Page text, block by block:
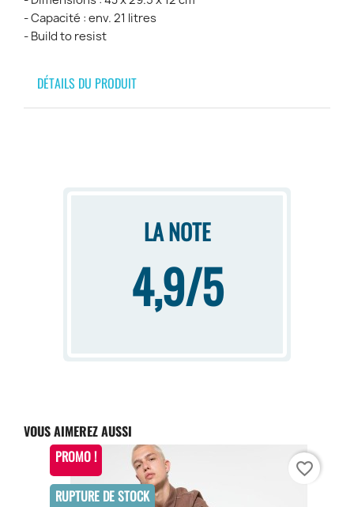
- Capacité : env. 21 litres
- Build to resist
DÉTAILS DU PRODUIT
LA NOTE
4,9/5
VOUS AIMEREZ AUSSI
PROMO !
RUPTURE DE STOCK
favorite_border